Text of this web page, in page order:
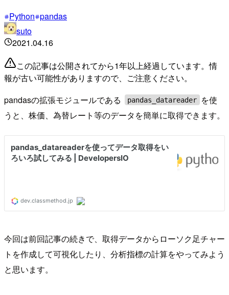
Python pandas
suto
2021.04.16
この記事は公開されてから1年以上経過しています。情
報が古い可能性がありますので、ご注意ください。
pandasの拡張モジュールである
pandas_datareader
を使
うと、株価、為替レート等のデータを簡単に取得できます。
今回は前回記事の続きで、取得データからローソク足チャー
トを作成して可視化したり、分析指標の計算をやってみよう
と思います。